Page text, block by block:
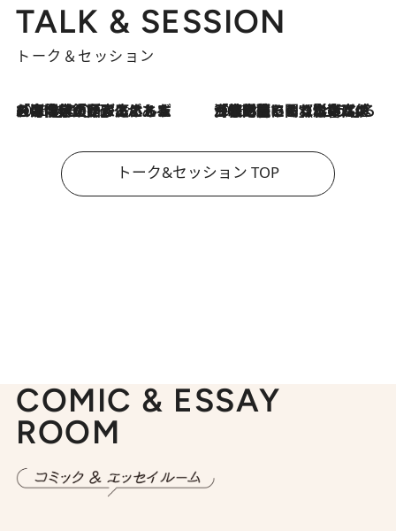
TALK & SESSION
トーク＆セッション
2026.8.3
「今後値上げがあるとすれば…」「リスクがあるのは今年の冬」エネルギー専門家が語る、ホルムズ海峡封鎖が家庭にもたらす“ある心配” 2026.8.3
「住宅建てられない…」「サーチャージ料の高値が続いている」ホルムズ海峡封鎖による影響はいつまで続く？《エネルギー専門家に聞く“どうなる日本の暮らし”》
トーク&セッション TOP
COMIC & ESSAY
ROOM